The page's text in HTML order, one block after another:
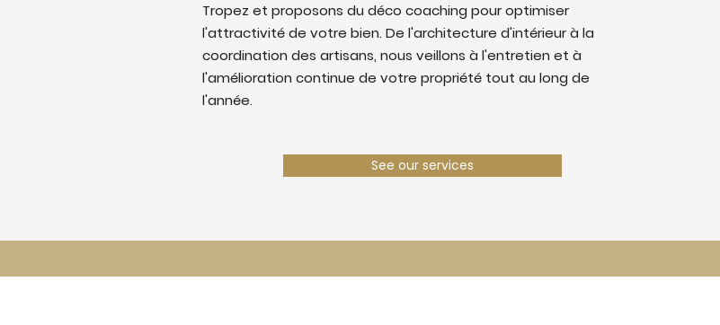
Tropez et proposons du déco coaching pour optimiser
l'attractivité de votre bien. De l'architecture d'intérieur à la
coordination des artisans, nous veillons à l'entretien et à
l'amélioration continue de votre propriété tout au long de
l'année.
See our services